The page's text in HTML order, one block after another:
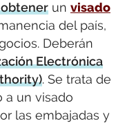
obtener un visado
del país,
Deberán
Electrónica
. Se trata de
a un visado
las embajadas y